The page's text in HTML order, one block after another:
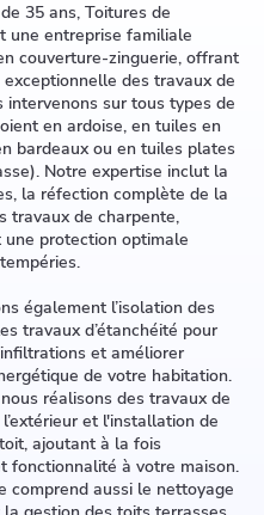
35 ans, Toitures de
une entreprise familiale
couverture-zinguerie, offrant
des travaux de
intervenons sur tous types de
en ardoise, en tuiles en
bardeaux ou en tuiles plates
Notre expertise inclut la
la réfection complète de la
travaux de charpente,
protection optimale
également l’isolation des
travaux d’étanchéité pour
et améliorer
de votre habitation.
réalisons des travaux de
et l'installation de
ajoutant à la fois
fonctionnalité à votre maison.
comprend aussi le nettoyage